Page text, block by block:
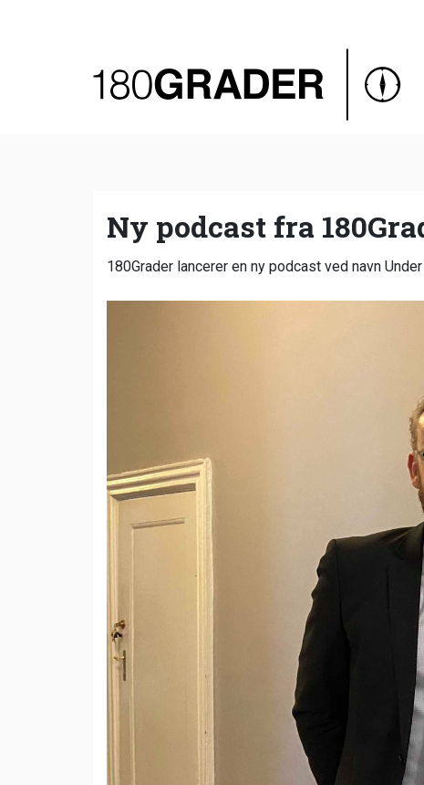
Ny podcast fra
180Grader lancerer en ny podcast ved navn